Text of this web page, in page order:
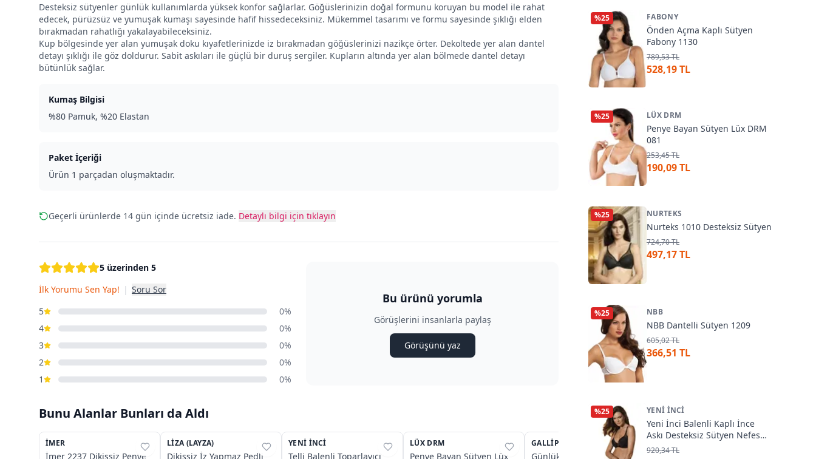
Desteksiz sütyenler günlük kullanımlarda yüksek konfor sağlarlar. Göğüslerinizin doğal formunu koruyan bu model ile rahat
edecek, pürüzsüz ve yumuşak kumaşı sayesinde hafif hissedeceksiniz. Mükemmel tasarımı ve formu sayesinde şıklığı elden
bırakmadan rahatlığı yakalayabileceksiniz.
Kup bölgesinde yer alan yumuşak doku kıyafetlerinizde iz bırakmadan göğüslerinizi nazikçe örter. Dekoltede yer alan dantel
detayı şıklığı ile göz doldurur. Sabit askıları ile güçlü bir duruş sergiler. Kupların altında yer alan bölmede dantel detayı
bütünlük sağlar.
Kumaş Bilgisi
%80 Pamuk, %20 Elastan
Paket İçeriği
Ürün 1 parçadan oluşmaktadır.
Geçerli ürünlerde 14 gün içinde ücretsiz iade. Detaylı bilgi için tıklayın
5 üzerinden 5
İlk Yorumu Sen Yap! | Soru Sor
5
0%
4
0%
3
0%
2
0%
1
0%
Bu ürünü yorumla
Görüşlerini insanlarla paylaş
Görüşünü yaz
Bunu Alanlar Bunları da Aldı
%31
İMER
İmer 2237 Dikişsiz Penye
%54
LIZA (LAYZA)
Dikişsiz İz Yapmaz Pedli
%27
YENI İNCI
Telli Balenli Toparlayıcı
%25
LÜX DRM
Penye Bayan Sütyen Lüx
%25
GALLIPOLI
Günlük Kullanima Uygun
3
Önden Açma Kaplı Sütyen
%25 FABONY
Önden Açma Kaplı Sütyen
Fabony 1130
789,53 TL
528,19 TL
%25 LÜX DRM
Penye Bayan Sütyen Lüx DRM
081
253,45 TL
190,09 TL
%25 NURTEKS
Nurteks 1010 Desteksiz Sütyen
724,70 TL
497,17 TL
%25 NBB
NBB Dantelli Sütyen 1209
605,02 TL
366,51 TL
%25 YENI İNCI
Yeni İnci Balenli Kaplı İnce
Askı Desteksiz Sütyen Nefes
Alan Sütyen 6025
920,34 TL